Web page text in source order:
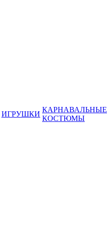
ИГРУШКИ
КАРНАВАЛЬНЫЕ
КОСТЮМЫ